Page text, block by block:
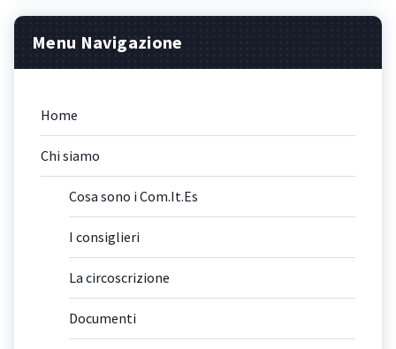
Menu Navigazione
Home
Chi siamo
Cosa sono i Com.It.Es
I consiglieri
La circoscrizione
Documenti